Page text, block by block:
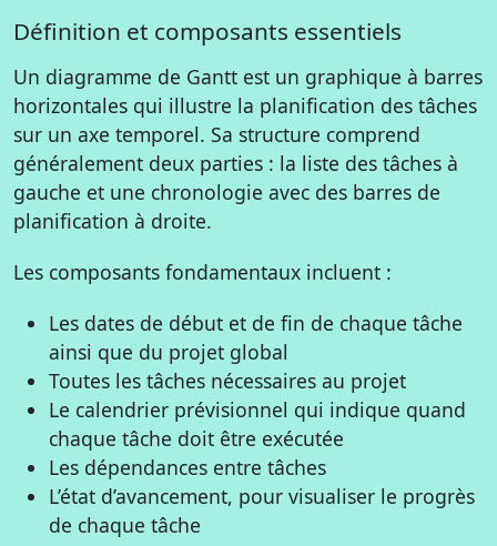
Définition et composants essentiels
Un diagramme de Gantt est un graphique à barres
horizontales qui illustre la planification des tâches
sur un axe temporel. Sa structure comprend
généralement deux parties : la liste des tâches à
gauche et une chronologie avec des barres de
planification à droite.
Les composants fondamentaux incluent :
Les dates de début et de fin de chaque tâche
ainsi que du projet global
Toutes les tâches nécessaires au projet
Le calendrier prévisionnel qui indique quand
chaque tâche doit être exécutée
Les dépendances entre tâches
L’état d’avancement, pour visualiser le progrès
de chaque tâche